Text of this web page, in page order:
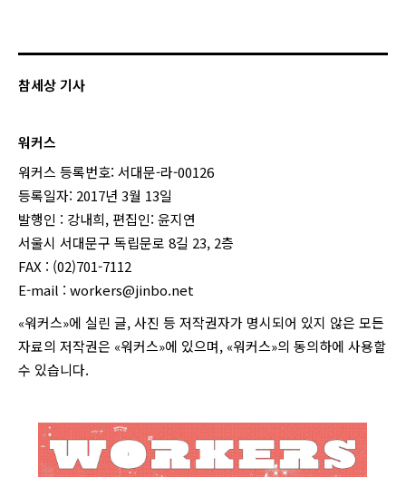
참세상 기사
워커스
워커스 등록번호: 서대문-라-00126
등록일자: 2017년 3월 13일
발행인 : 강내희, 편집인: 윤지연
서울시 서대문구 독립문로 8길 23, 2층
FAX : (02)701-7112
E-mail : workers@jinbo.net
«워커스»에 실린 글, 사진 등 저작권자가 명시되어 있지 않은 모든
자료의 저작권은 «워커스»에 있으며, «워커스»의 동의하에 사용할
수 있습니다.